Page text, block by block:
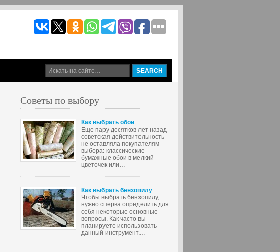
Советы по выбору
Как выбрать обои
Еще пару десятков лет назад
советская действительность
не оставляла покупателям
выбора: классические
бумажные обои в мелкий
цветочек или…
Как выбрать бензопилу
Чтобы выбрать бензопилу,
нужно сперва определить для
себя некоторые основные
вопросы. Как часто вы
планируете использовать
данный инструмент…